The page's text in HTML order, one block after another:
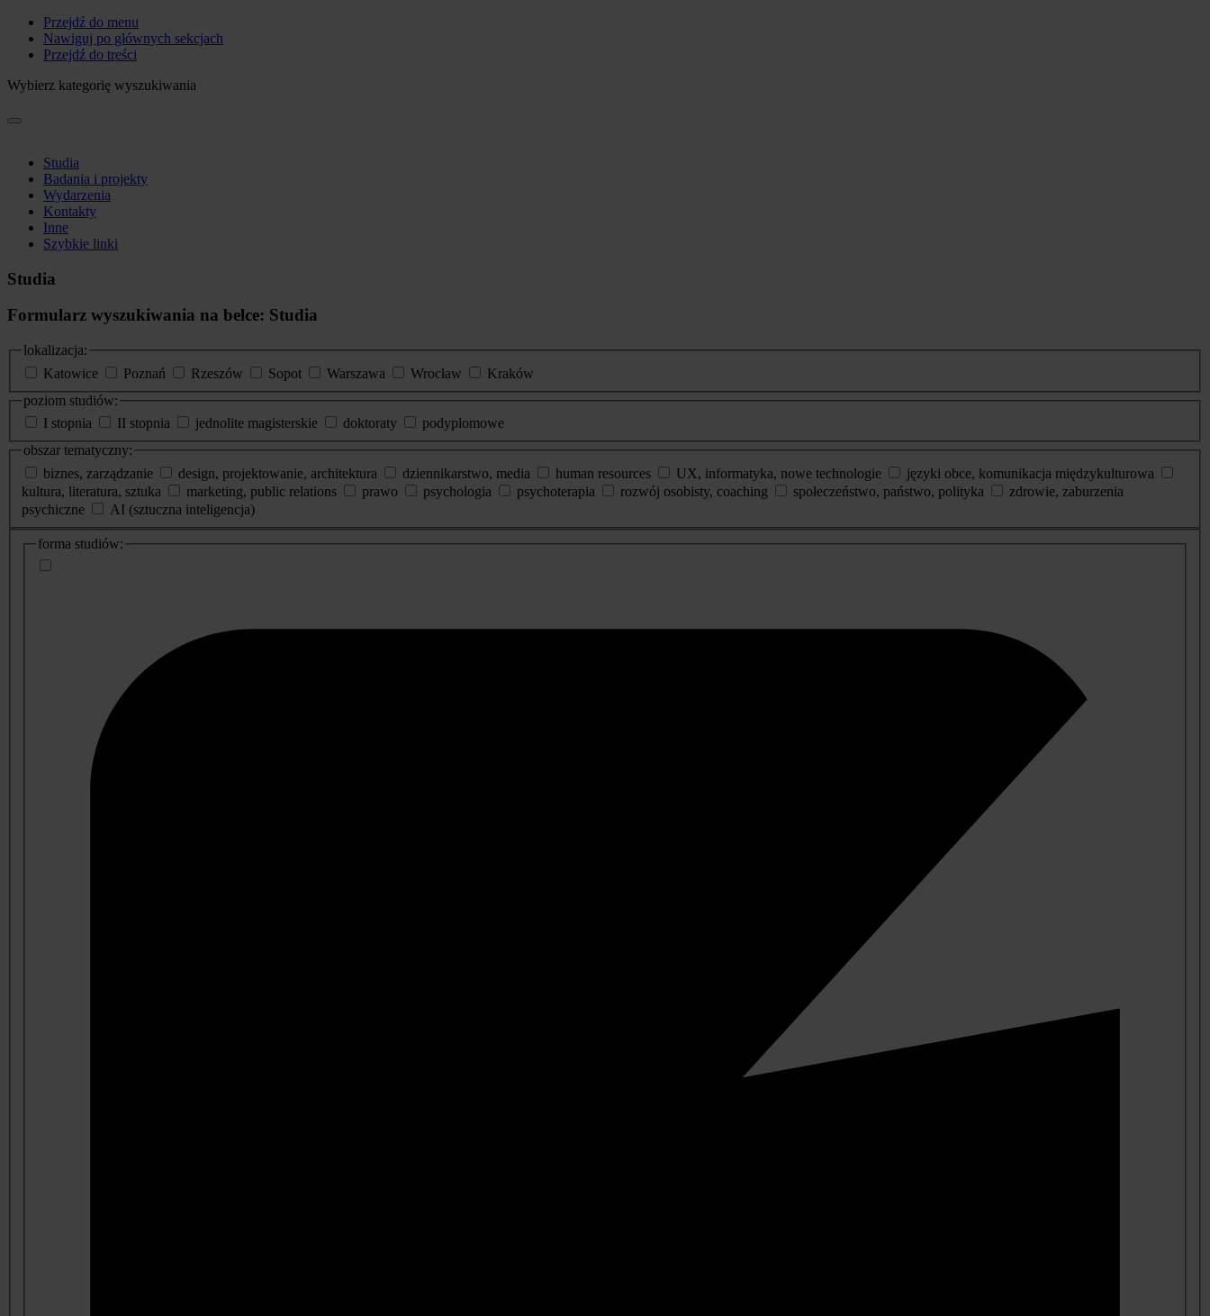
Przejdź do menu
Nawiguj po głównych sekcjach
Przejdź do treści
Wybierz kategorię wyszukiwania
Studia
Badania i projekty
Wydarzenia
Kontakty
Inne
Szybkie linki
Studia
Formularz wyszukiwania na belce: Studia
lokalizacja:
Katowice
Poznań Rzeszów Sopot Warszawa Wrocław
Kraków
poziom studiów:
I stopnia
II stopnia jednolite magisterskie doktoraty
podyplomowe
obszar tematyczny:
biznes, zarządzanie
design, projektowanie, architektura dziennikarstwo, media human resources UX, informatyka, nowe technologie
języki obce, komunikacja międzykulturowa
kultura, literatura, sztuka
marketing, public relations prawo psychologia psychoterapia rozwój osobisty, coaching społeczeństwo, państwo, polityka
zdrowie, zaburzenia
psychiczne
AI (sztuczna inteligencja)
dodatkowe
informacje
forma studiów: